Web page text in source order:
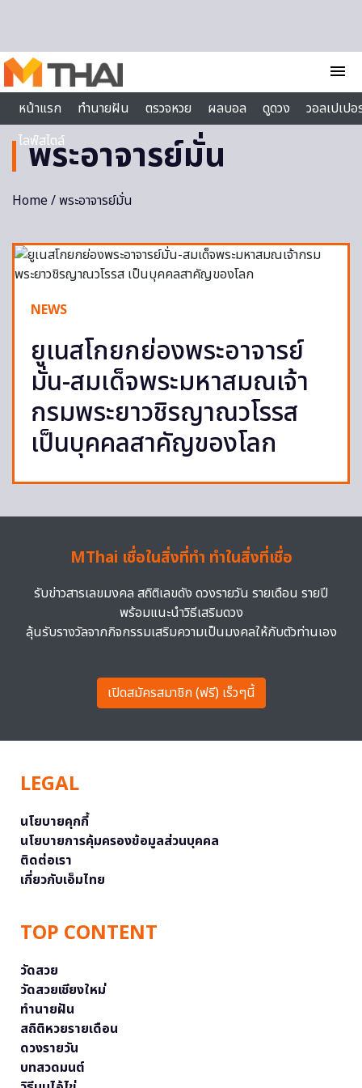
menu
หน้าแรก
ทำนายฝัน ตรวจหวย ผลบอล ดูดวง
วอลเปเป
ไลฟ์สไตล์
พระอาจารย์มั่น
Home/ พระอาจารย์มั่น
NEWS
ยูเนสโกยกย่องพระอาจารย์
มั่น-สมเด็จพระมหาสมณเจ้า
กรมพระยาวชิรญาณวโรรส
เป็นบุคคลสาคัญของโลก
MThai เชื่อในสิ่งที่ทำ ทำในสิ่งที่เชื่อ
รับข่าวสารเลขมงคล สถิติเลขดัง ดวงรายวัน รายเดือน รายปี
พร้อมแนะนำวิธีเสริมดวง
ลุ้นรับรางวัลจากกิจกรรมเสริมความเป็นมงคลให้กับตัวท่านเอง
เปิดสมัครสมาชิก (ฟรี) เร็วๆนี้
LEGAL
นโยบายคุกกี้
นโยบายการคุ้มครองข้อมูลส่วนบุคคล
ติดต่อเรา
เกี่ยวกับเอ็มไทย
TOP CONTENT
วัดสวย
วัดสวยเชียงใหม่
ทำนายฝัน
สถิติหวยรายเดือน
ดวงรายวัน
บทสวดมนต์